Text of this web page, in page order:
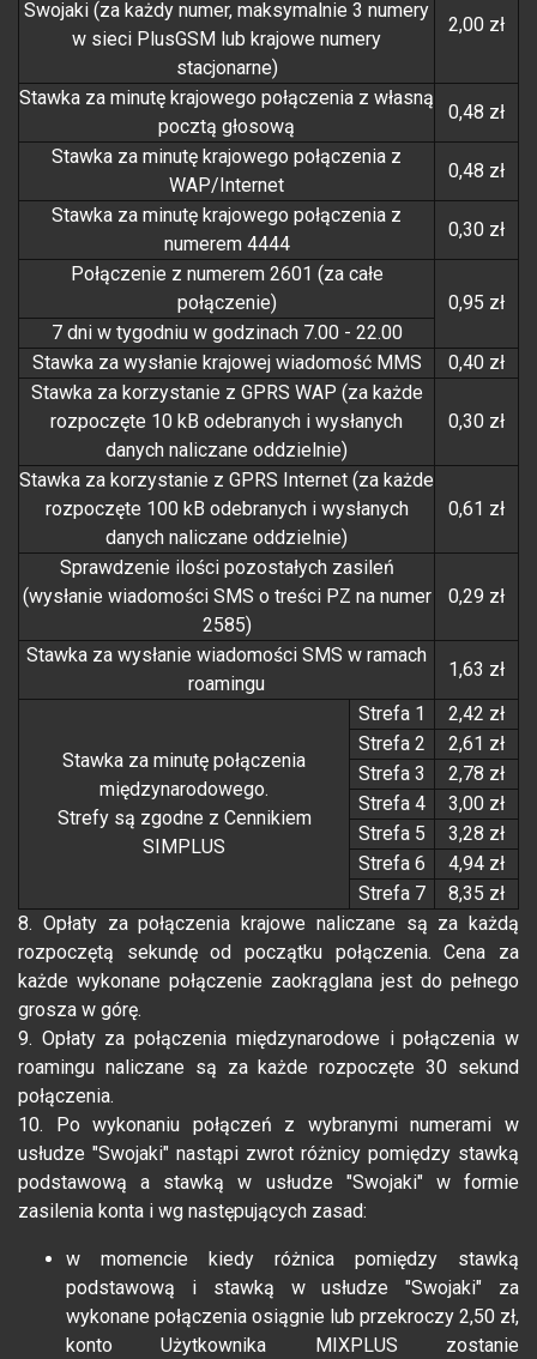
Swojaki (za każdy numer, maksymalnie 3 numery
w sieci PlusGSM lub krajowe numery
stacjonarne)
2,00 zł
Stawka za minutę krajowego połączenia z własną
pocztą głosową
0,48 zł
Stawka za minutę krajowego połączenia z
WAP/Internet
0,48 zł
Stawka za minutę krajowego połączenia z
numerem 4444
0,30 zł
Połączenie z numerem 2601 (za całe
połączenie)
0,95 zł
7 dni w tygodniu w godzinach 7.00 - 22.00
Stawka za wysłanie krajowej wiadomość MMS
0,40 zł
Stawka za korzystanie z GPRS WAP (za każde
rozpoczęte 10 kB odebranych i wysłanych
danych naliczane oddzielnie)
0,30 zł
Stawka za korzystanie z GPRS Internet (za każde
rozpoczęte 100 kB odebranych i wysłanych
danych naliczane oddzielnie)
0,61 zł
Sprawdzenie ilości pozostałych zasileń
(wysłanie wiadomości SMS o treści PZ na numer
2585)
0,29 zł
Stawka za wysłanie wiadomości SMS w ramach
roamingu
1,63 zł
Stawka za minutę połączenia
międzynarodowego.
Strefy są zgodne z Cennikiem
SIMPLUS
Strefa 1
2,42 zł
Strefa 2
2,61 zł
Strefa 3
2,78 zł
Strefa 4
3,00 zł
Strefa 5
3,28 zł
Strefa 6
4,94 zł
Strefa 7
8,35 zł
8. Opłaty za połączenia krajowe naliczane są za każdą
rozpoczętą sekundę od początku połączenia. Cena za
każde wykonane połączenie zaokrąglana jest do pełnego
grosza w górę.
9. Opłaty za połączenia międzynarodowe i połączenia w
roamingu naliczane są za każde rozpoczęte 30 sekund
połączenia.
10. Po wykonaniu połączeń z wybranymi numerami w
usłudze "Swojaki" nastąpi zwrot różnicy pomiędzy stawką
podstawową a stawką w usłudze "Swojaki" w formie
zasilenia konta i wg następujących zasad:
w momencie kiedy różnica pomiędzy stawką
podstawową i stawką w usłudze "Swojaki" za
wykonane połączenia osiągnie lub przekroczy 2,50 zł,
konto Użytkownika MIXPLUS zostanie